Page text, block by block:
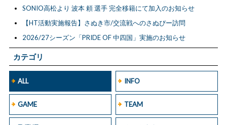
カテゴリ
ALL INFO
GAME TEAM
SONIO高松より 波本 頼 選手 完全移籍にて加入のお知らせ
【HT活動実施報告】さぬき市/交流戦へのさぬぴー訪問
2026/27シーズン「PRIDE OF 中四国」実施のお知らせ